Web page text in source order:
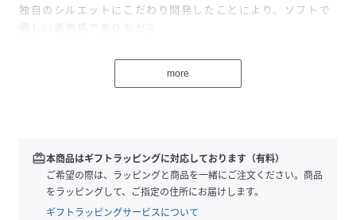
独自のシルエットにこだわり開発したことにより、ソフトで
優しい着用感でありながら
妊娠中も美しいシルエットで楽しくお出かけして頂けます。
マタニティ期は、心も身体も変化する繊細な時期。
だからこそ、妊娠中も生まれてくる新しい命に夢を膨らま
せ、楽しく、美しく、快適に過ごしていただきたい。
そんな思いを込めて作りました。
more
redeem本商品はギフトラッピングに対応しております（有料）
ご希望の際は、ラッピングと商品を一緒にご注文ください。商品
をラッピングして、ご指定の住所にお届けします。
ギフトラッピングサービスについて